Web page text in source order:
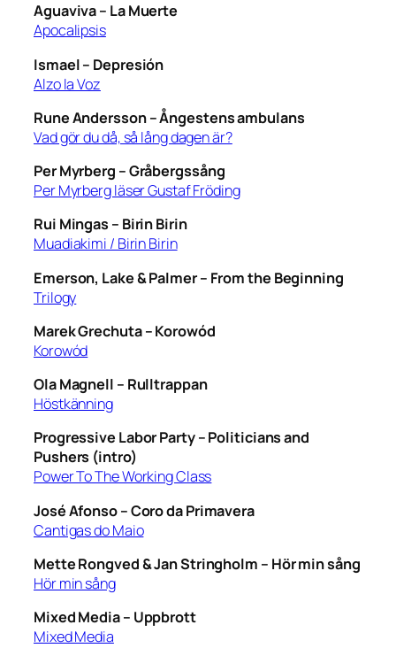
Aguaviva – La Muerte
Apocalipsis
Ismael – Depresión
Alzo la Voz
Rune Andersson –Ångestens ambulans
Vad gör du då, så lång dagen är?
Per Myrberg –Gråbergssång
Per Myrberg läser Gustaf Fröding
Rui Mingas – Birin Birin
Muadiakimi / Birin Birin
Emerson, Lake & Palmer – From the Beginning
Trilogy
Marek Grechuta –Korowód
Korowód
Ola Magnell – Rulltrappan
Höstkänning
Progressive Labor Party –Politicians and
Pushers (intro)
Power To The Working Class
José Afonso –Coro da Primavera
Cantigas do Maio
Mette Rongved & Jan Stringholm – Hör min sång
Hör min sång
Mixed Media – Uppbrott
Mixed Media